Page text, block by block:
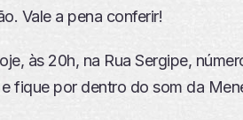
Vale a pena conferir!
às 20h, na Rua Sergipe,
fique por dentro do som da